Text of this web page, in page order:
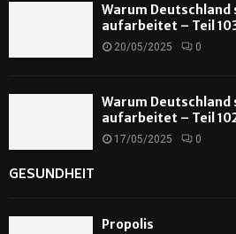
Warum
aufarbeitet – Teil
20/05/2025 0
Warum
aufarbeitet – Teil
17/05/2025 0
GESUNDHEIT
Propolis